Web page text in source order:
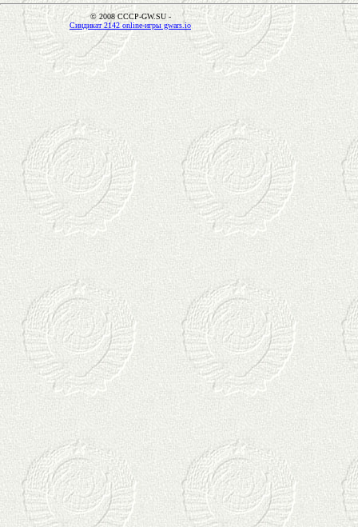
© 2008 CCCP-GW.SU -
Синдикат 2142 online-игры gwars.io